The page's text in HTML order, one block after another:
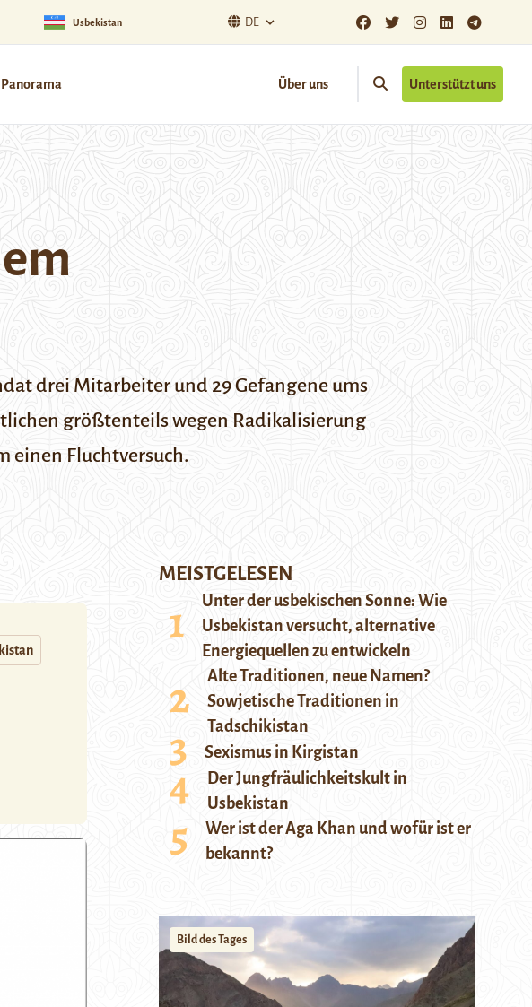
Usbekistan DE
Panorama Über uns Unterstützt uns
drei Mitarbeiter und 29 Gefangene ums
größtenteils wegen Radikalisierung
einen Fluchtversuch.
MEISTGELESEN
Unter der usbekischen Sonne: Wie
Usbekistan versucht, alternative
Energiequellen zu entwickeln
Alte Traditionen, neue Namen?
Sowjetische Traditionen in
Tadschikistan
Sexismus in Kirgistan
Der Jungfräulichkeitskult in
Usbekistan
Wer ist der Aga Khan und wofür ist er
bekannt?
Bild des Tages